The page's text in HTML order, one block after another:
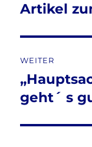
Vorheriger
Artikel
WEITER
Nächster
Beitrag:
geht´ s